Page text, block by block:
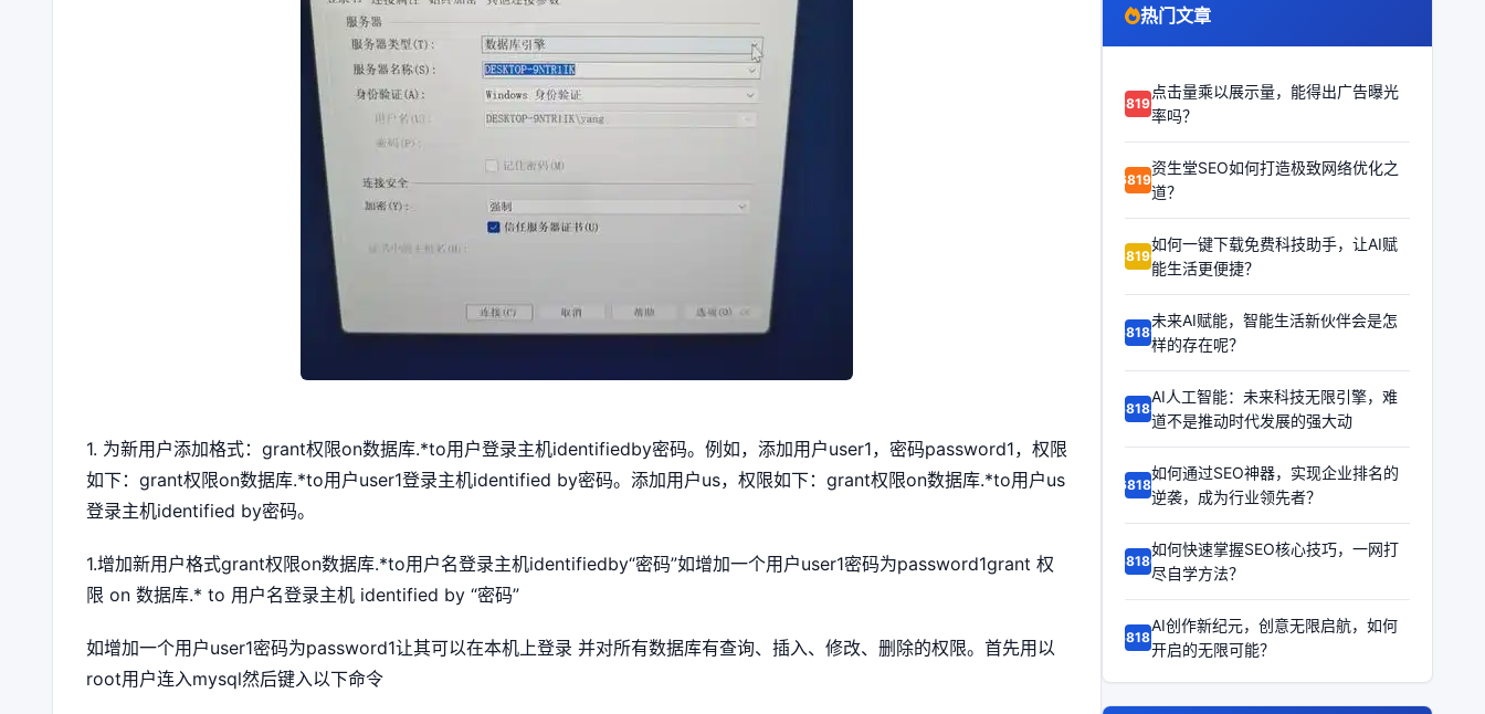
1. 为新用户添加格式：grant权限on数据库.*to用户登录主机identifiedby密码。例如，添加用户user1，密码password1，权限
如下：grant权限on数据库.*to用户user1登录主机identified by密码。添加用户us，权限如下：grant权限on数据库.*to用户us
登录主机identified by密码。
1.增加新用户格式grant权限on数据库.*to用户名登录主机identifiedby“密码”如增加一个用户user1密码为password1grant 权
限 on 数据库.* to 用户名登录主机 identified by “密码”
如增加一个用户user1密码为password1让其可以在本机上登录 并对所有数据库有查询、插入、修改、删除的权限。首先用以
root用户连入mysql然后键入以下命令
热门文章
68192
点击量乘以展示量，能得出广告曝光
率吗？
68191
资生堂SEO如何打造极致网络优化之
道？
68190
如何一键下载免费科技助手，让AI赋
能生活更便捷？
68189
未来AI赋能，智能生活新伙伴会是怎
样的存在呢？
68188
AI人工智能：未来科技无限引擎，难
道不是推动时代发展的强大动
68187
如何通过SEO神器，实现企业排名的
逆袭，成为行业领先者？
68186
如何快速掌握SEO核心技巧，一网打
尽自学方法？
68185
AI创作新纪元，创意无限启航，如何
开启的无限可能？